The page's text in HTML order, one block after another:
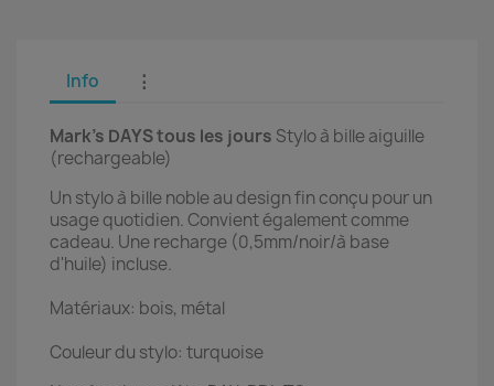
Info ⋮
Mark's DAYS tous les jours Stylo à bille aiguille
(rechargeable)
Un stylo à bille noble au design fin conçu pour un
usage quotidien. Convient également comme
cadeau. Une recharge (0,5mm/noir/à base
d'huile) incluse.
Matériaux: bois, métal
Couleur du stylo: turquoise